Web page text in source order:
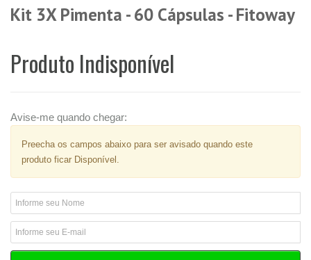
Kit 3X Pimenta - 60 Cápsulas - Fitoway
Produto Indisponível
Avise-me quando chegar:
Preecha os campos abaixo para ser avisado quando este
produto ficar Disponível.